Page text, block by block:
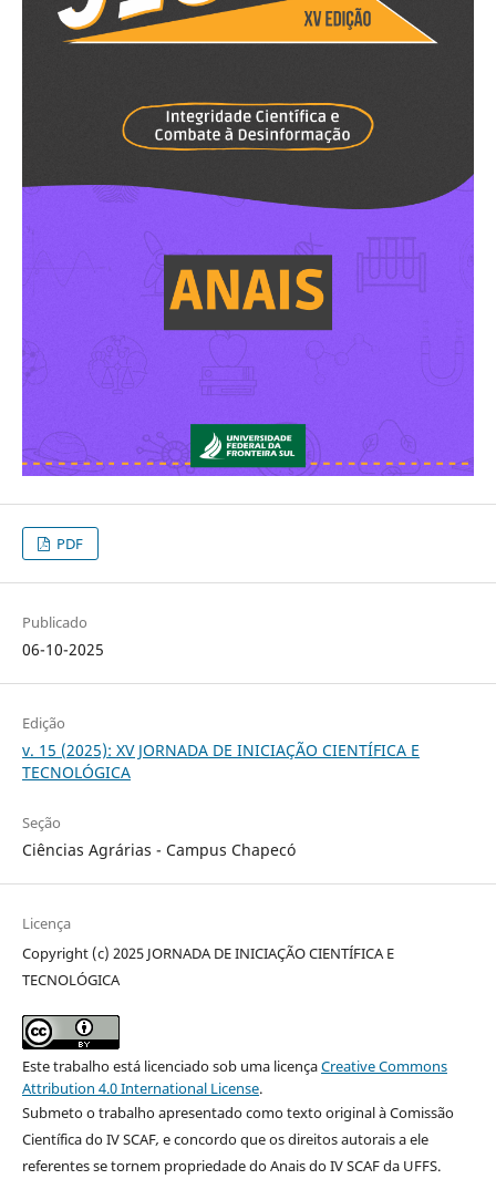
PDF
Publicado
06-10-2025
Edição
v. 15 (2025): XV JORNADA DE INICIAÇÃO CIENTÍFICA E
TECNOLÓGICA
Seção
Ciências Agrárias - Campus Chapecó
Licença
Copyright (c) 2025 JORNADA DE INICIAÇÃO CIENTÍFICA E
TECNOLÓGICA
Este trabalho está licenciado sob uma licençaCreative Commons
Attribution 4.0 International License.
Submeto o trabalho apresentado como texto original à Comissão
Científica do IV SCAF, e concordo que os direitos autorais a ele
referentes se tornem propriedade do Anais do IV SCAF da UFFS.